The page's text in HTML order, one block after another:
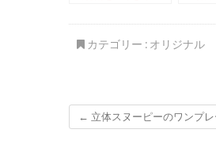
カテゴリー : オリジナル
← 立体スヌーピーのワンプ